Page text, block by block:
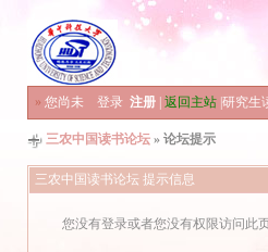
» 您尚未 登录 注册 返回主站 研究生
三农中国读书论坛 » 论坛提示
三农中国读书论坛 提示信息
您没有登录或者您没有权限访问此